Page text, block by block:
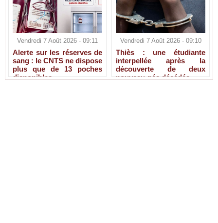
Vendredi 7 Août 2026 - 09:11
Alerte sur les réserves de
sang : le CNTS ne dispose
plus que de 13 poches
disponibles
Vendredi 7 Août 2026 - 09:10
Thiès : une étudiante
interpellée après la
découverte de deux
nouveau-nés décédés